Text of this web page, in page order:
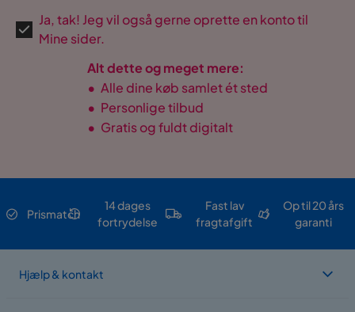
Ja, tak! Jeg vil også gerne oprette en konto til
Mine sider.
Alt dette og meget mere:
• Alle dine køb samlet ét sted
• Personlige tilbud
• Gratis og fuldt digitalt
Prismatch
14 dages
fortrydelse
Fast lav
fragtafgift
Op til 20 års
garanti
Hjælp & kontakt